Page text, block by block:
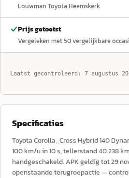
Louwman Toyota Heemskerk
Prijs getoetst
Vergeleken met50vergelijkbare
Laatst gecontroleerd: 7 augustus
Specificaties
Toyota Corolla_Cross Hybrid 140
100 km/u in 10 s, tellerstand 40.238
handgeschakeld. APK geldig tot 29
openstaande terugroepactie —